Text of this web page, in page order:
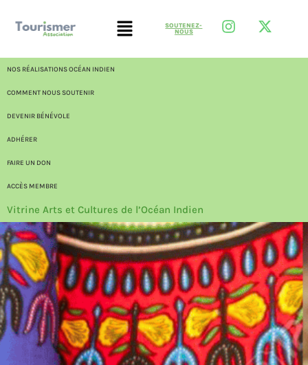
SOUTENEZ-
NOUS
NOS RÉALISATIONS OCÉAN INDIEN
COMMENT NOUS SOUTENIR
DEVENIR BÉNÉVOLE
ADHÉRER
FAIRE UN DON
ACCÈS MEMBRE
Vitrine Arts et Cultures de l’Océan Indien